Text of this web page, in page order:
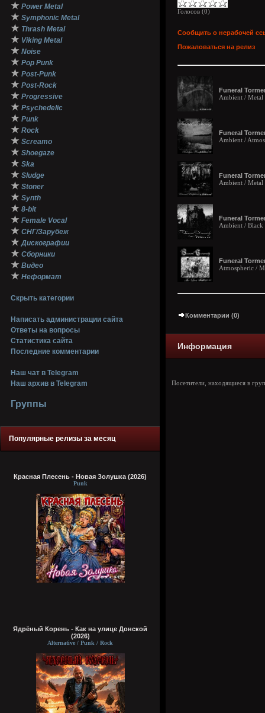
★ Power Metal
★ Symphonic Metal
★ Thrash Metal
★ Viking Metal
★ Noise
★ Pop Punk
★ Post-Punk
★ Post-Rock
★ Progressive
★ Psychedelic
★ Punk
★ Rock
★ Screamo
★ Shoegaze
★ Ska
★ Sludge
★ Stoner
★ Synth
★ 8-bit
★ Female Vocal
★ СНГ/Зарубеж
★ Дискографии
★ Сборники
★ Видео
★ Неформат
Скрыть категории
Написать администрации сайта
Ответы на вопросы
Статистика сайта
Последние комментарии
Наш чат в Telegram
Наш архив в Telegram
Группы
Популярные релизы за месяц
Красная Плесень - Новая Золушка (2026)
Punk
Ядрёный Корень - Как на улице Донской
(2026)
Alternative / Punk / Rock
Голосов (0)
Сообщить о нерабочей
Пожаловаться на релиз
Funeral
Ambient /
Funeral
Ambient /
Funeral
Ambient /
Funeral
Ambient /
Funeral
Atmospheric /
Комментарии (0)
Информация
Посетители, находящиеся в